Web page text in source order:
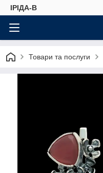
ІРІДА-В
Товари та послуги